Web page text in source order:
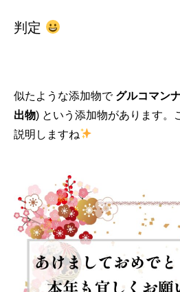
判定
似たような添加物で グルコマン
出物) という添加物があります。
説明しますね